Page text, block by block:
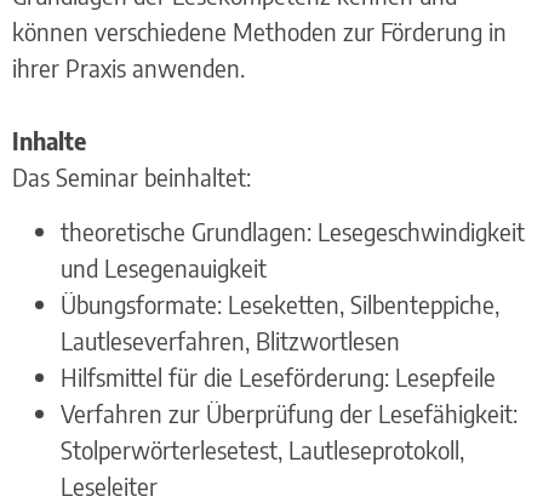
können verschiedene Methoden zur Förderung in
ihrer Praxis anwenden.
Inhalte
Das Seminar beinhaltet:
theoretische Grundlagen: Lesegeschwindigkeit
und Lesegenauigkeit
Übungsformate: Leseketten, Silbenteppiche,
Lautleseverfahren, Blitzwortlesen
Hilfsmittel für die Leseförderung: Lesepfeile
Verfahren zur Überprüfung der Lesefähigkeit:
Stolperwörterlesetest, Lautleseprotokoll,
Leseleiter